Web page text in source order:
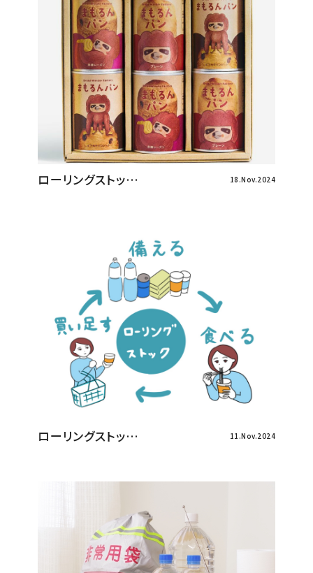
ローリングストッ… 18.Nov.2024
ローリングストッ… 11.Nov.2024